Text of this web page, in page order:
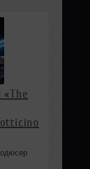
«The